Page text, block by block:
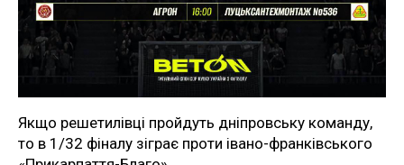
Якщо решетилівці пройдуть дніпровську команду,
то в 1/32 фіналу зіграє проти івано-франківського